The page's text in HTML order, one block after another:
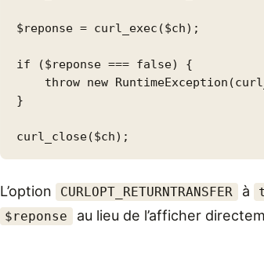
$reponse = curl_exec($ch);
if ($reponse === false) {
throw new
}
curl_close($ch);
L’option CURLOPT_RETURNTRANSFER à
$reponse au lieu de l’afficher